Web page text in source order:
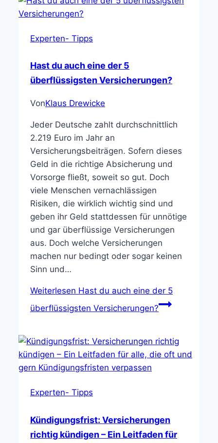
Experten- Tipps
Hast du auch eine der 5
überflüssigsten Versicherungen?
VonKlaus Drewicke
Jeder Deutsche zahlt durchschnittlich
2.219 Euro im Jahr an
Versicherungsbeiträgen. Sofern dieses
Geld in die richtige Absicherung und
Vorsorge fließt, soweit so gut. Doch
viele Menschen vernachlässigen
Risiken, die wirklich wichtig sind und
geben ihr Geld stattdessen für unnötige
und gar überflüssige Versicherungen
aus. Doch welche Versicherungen
machen nur bedingt oder sogar keinen
Sinn und…
Weiterlesen Hast du auch eine der 5
überflüssigsten Versicherungen?
Experten- Tipps
Kündigungsfrist: Versicherungen
richtig kündigen – Ein Leitfaden für